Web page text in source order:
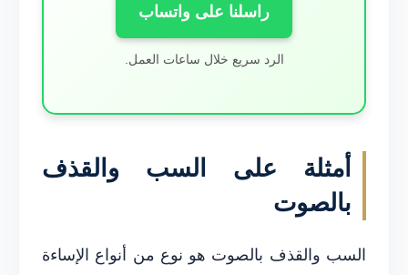
راسلنا على واتساب
الرد سريع خلال ساعات العمل.
أمثلة على السب والقذف
بالصوت
السب والقذف بالصوت هو نوع من أنواع الإساءة